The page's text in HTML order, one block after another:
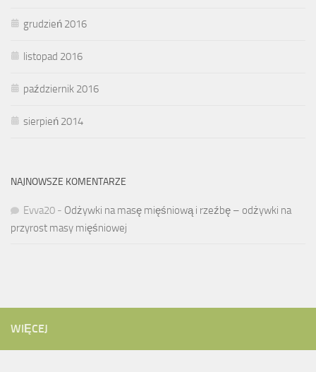
grudzień 2016
listopad 2016
październik 2016
sierpień 2014
NAJNOWSZE KOMENTARZE
Evva20 - Odżywki na masę mięśniową i rzeźbę – odżywki na
przyrost masy mięśniowej
WIĘCEJ